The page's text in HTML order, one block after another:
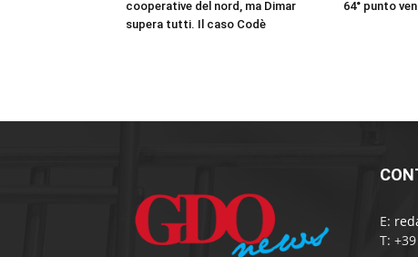
cooperative del nord, ma Dimar
supera tutti. Il caso Codè
64° punto
E:
T: